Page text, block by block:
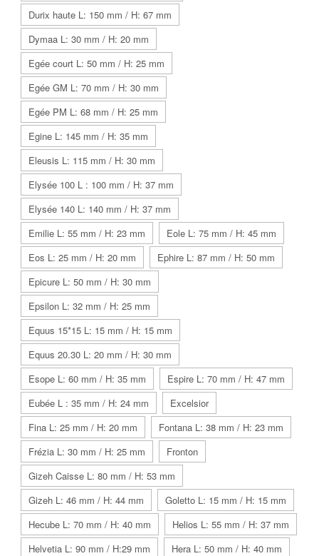
Durix haute L: 150 mm / H: 67 mm
Dymaa L: 30 mm / H: 20 mm
Egée court L: 50 mm / H: 25 mm
Egée GM L: 70 mm / H: 30 mm
Egée PM L: 68 mm / H: 25 mm
Egine L: 145 mm / H: 35 mm
Eleusis L: 115 mm / H: 30 mm
Elysée 100 L : 100 mm / H: 37 mm
Elysée 140 L: 140 mm / H: 37 mm
Emilie L: 55 mm / H: 23 mm
Eole L: 75 mm / H: 45 mm
Eos L: 25 mm / H: 20 mm
Ephire L: 87 mm / H: 50 mm
Epicure L: 50 mm / H: 30 mm
Epsilon L: 32 mm / H: 25 mm
Equus 15*15 L: 15 mm / H: 15 mm
Equus 20.30 L: 20 mm / H: 30 mm
Esope L: 60 mm / H: 35 mm
Espire L: 70 mm / H: 47 mm
Eubée L : 35 mm / H: 24 mm
Excelsior
Fina L: 25 mm / H: 20 mm
Fontana L: 38 mm / H: 23 mm
Frézia L: 30 mm / H: 25 mm
Fronton
Gizeh Caisse L: 80 mm / H: 53 mm
Gizeh L: 46 mm / H: 44 mm
Goletto L: 15 mm / H: 15 mm
Hecube L: 70 mm / H: 40 mm
Helios L: 55 mm / H: 37 mm
Helvetia L: 90 mm / H:29 mm
Hera L: 50 mm / H: 40 mm